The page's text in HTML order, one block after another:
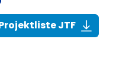
JTF(268,6